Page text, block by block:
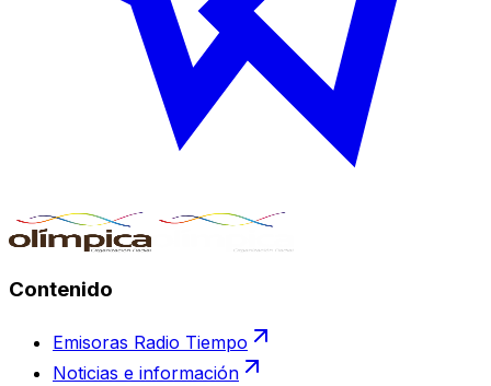
Contenido
Emisoras Radio Tiempo
Noticias e información